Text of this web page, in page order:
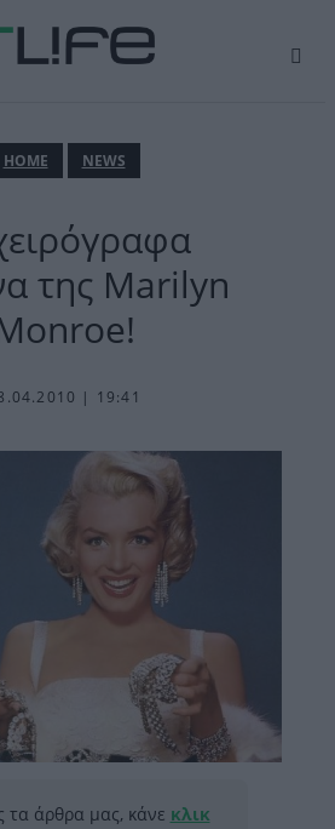
ΗΟΜΕ NEWS
της Marilyn
| 19:41
τα άρθρα μας, κάνε κλικ